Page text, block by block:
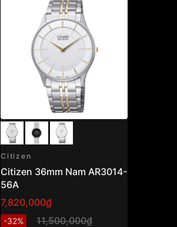
Citizen
Citizen 36mm Nam AR3014-
56A
7,820,000₫
-32% 11,500,000₫